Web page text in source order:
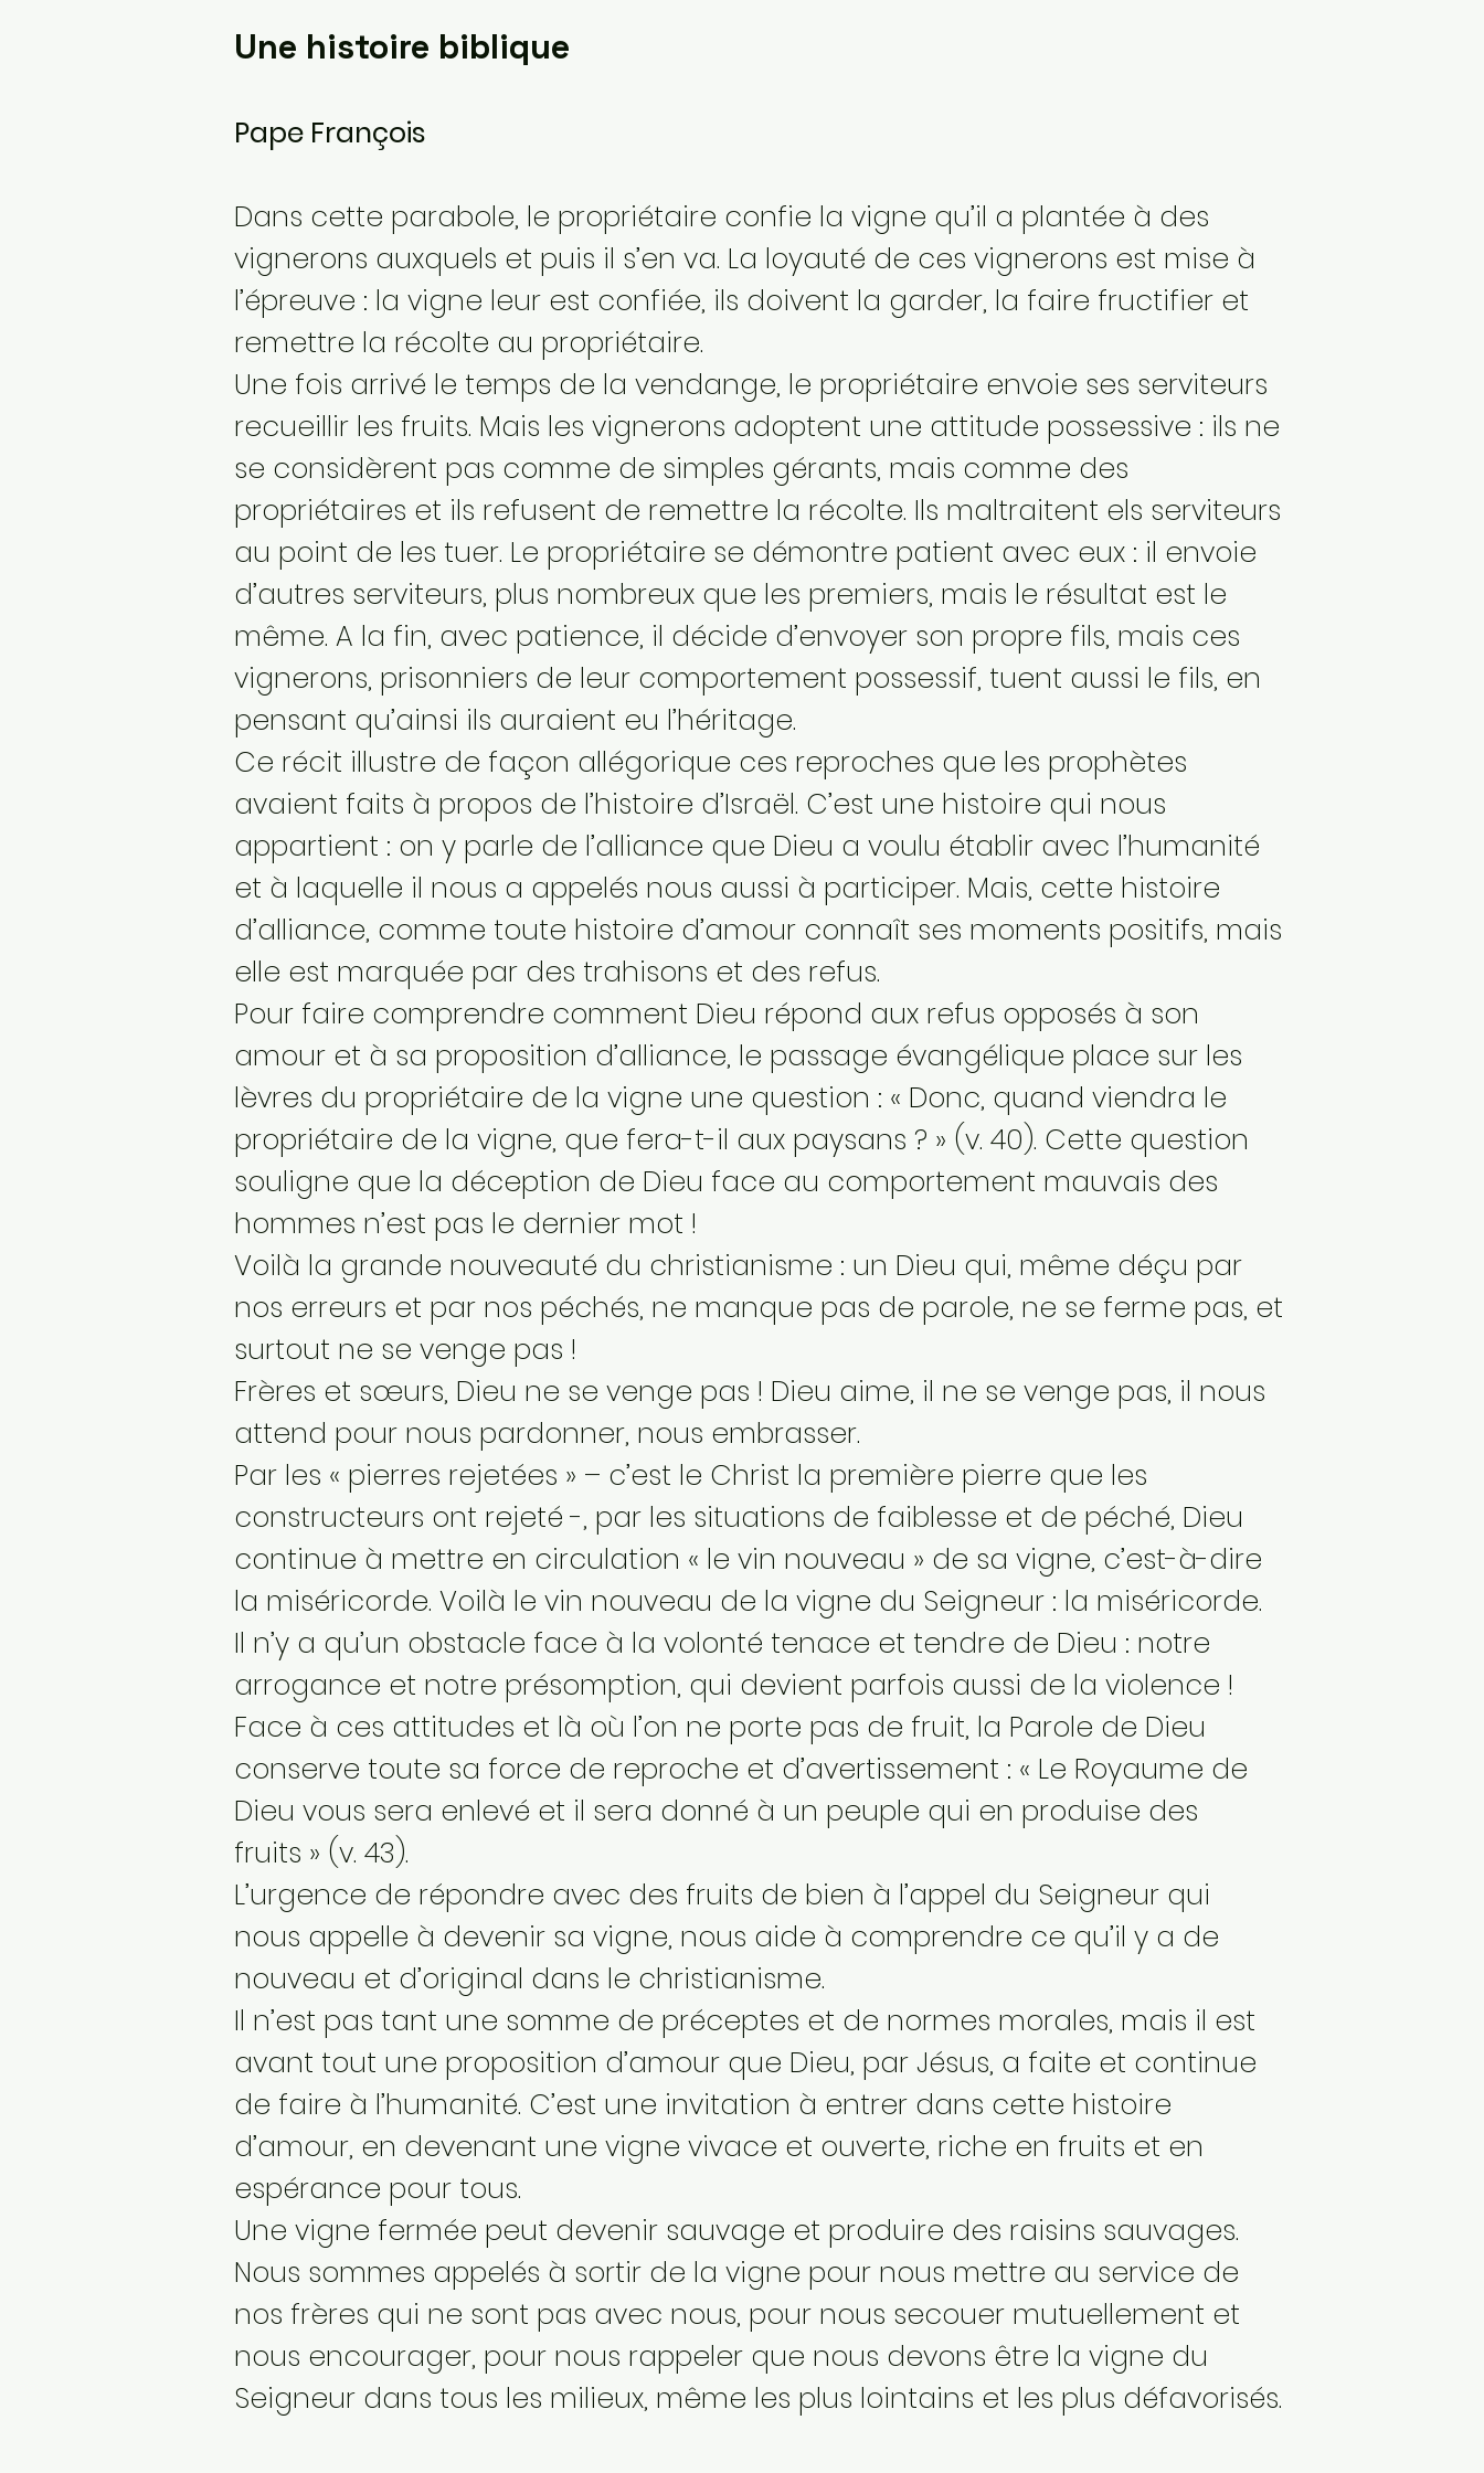
Une histoire biblique
Pape François
Dans cette parabole, le propriétaire confie la vigne qu’il a plantée à des
vignerons auxquels et puis il s’en va. La loyauté de ces vignerons est mise à
l’épreuve : la vigne leur est confiée, ils doivent la garder, la faire fructifier et
remettre la récolte au propriétaire.
Une fois arrivé le temps de la vendange, le propriétaire envoie ses serviteurs
recueillir les fruits. Mais les vignerons adoptent une attitude possessive : ils ne
se considèrent pas comme de simples gérants, mais comme des
propriétaires et ils refusent de remettre la récolte. Ils maltraitent els serviteurs
au point de les tuer. Le propriétaire se démontre patient avec eux : il envoie
d’autres serviteurs, plus nombreux que les premiers, mais le résultat est le
même. A la fin, avec patience, il décide d’envoyer son propre fils, mais ces
vignerons, prisonniers de leur comportement possessif, tuent aussi le fils, en
pensant qu’ainsi ils auraient eu l’héritage.
Ce récit illustre de façon allégorique ces reproches que les prophètes
avaient faits à propos de l’histoire d’Israël. C’est une histoire qui nous
appartient : on y parle de l’alliance que Dieu a voulu établir avec l’humanité
et à laquelle il nous a appelés nous aussi à participer. Mais, cette histoire
d’alliance, comme toute histoire d’amour connaît ses moments positifs, mais
elle est marquée par des trahisons et des refus.
Pour faire comprendre comment Dieu répond aux refus opposés à son
amour et à sa proposition d’alliance, le passage évangélique place sur les
lèvres du propriétaire de la vigne une question : « Donc, quand viendra le
propriétaire de la vigne, que fera-t-il aux paysans ? » (v. 40). Cette question
souligne que la déception de Dieu face au comportement mauvais des
hommes n’est pas le dernier mot !
Voilà la grande nouveauté du christianisme : un Dieu qui, même déçu par
nos erreurs et par nos péchés, ne manque pas de parole, ne se ferme pas, et
surtout ne se venge pas !
Frères et sœurs, Dieu ne se venge pas ! Dieu aime, il ne se venge pas, il nous
attend pour nous pardonner, nous embrasser.
Par les « pierres rejetées » – c’est le Christ la première pierre que les
constructeurs ont rejeté -, par les situations de faiblesse et de péché, Dieu
continue à mettre en circulation « le vin nouveau » de sa vigne, c’est-à-dire
la miséricorde. Voilà le vin nouveau de la vigne du Seigneur : la miséricorde.
Il n’y a qu’un obstacle face à la volonté tenace et tendre de Dieu : notre
arrogance et notre présomption, qui devient parfois aussi de la violence !
Face à ces attitudes et là où l’on ne porte pas de fruit, la Parole de Dieu
conserve toute sa force de reproche et d’avertissement : « Le Royaume de
Dieu vous sera enlevé et il sera donné à un peuple qui en produise des
fruits » (v. 43).
L’urgence de répondre avec des fruits de bien à l’appel du Seigneur qui
nous appelle à devenir sa vigne, nous aide à comprendre ce qu’il y a de
nouveau et d’original dans le christianisme.
Il n’est pas tant une somme de préceptes et de normes morales, mais il est
avant tout une proposition d’amour que Dieu, par Jésus, a faite et continue
de faire à l’humanité. C’est une invitation à entrer dans cette histoire
d’amour, en devenant une vigne vivace et ouverte, riche en fruits et en
espérance pour tous.
Une vigne fermée peut devenir sauvage et produire des raisins sauvages.
Nous sommes appelés à sortir de la vigne pour nous mettre au service de
nos frères qui ne sont pas avec nous, pour nous secouer mutuellement et
nous encourager, pour nous rappeler que nous devons être la vigne du
Seigneur dans tous les milieux, même les plus lointains et les plus défavorisés.